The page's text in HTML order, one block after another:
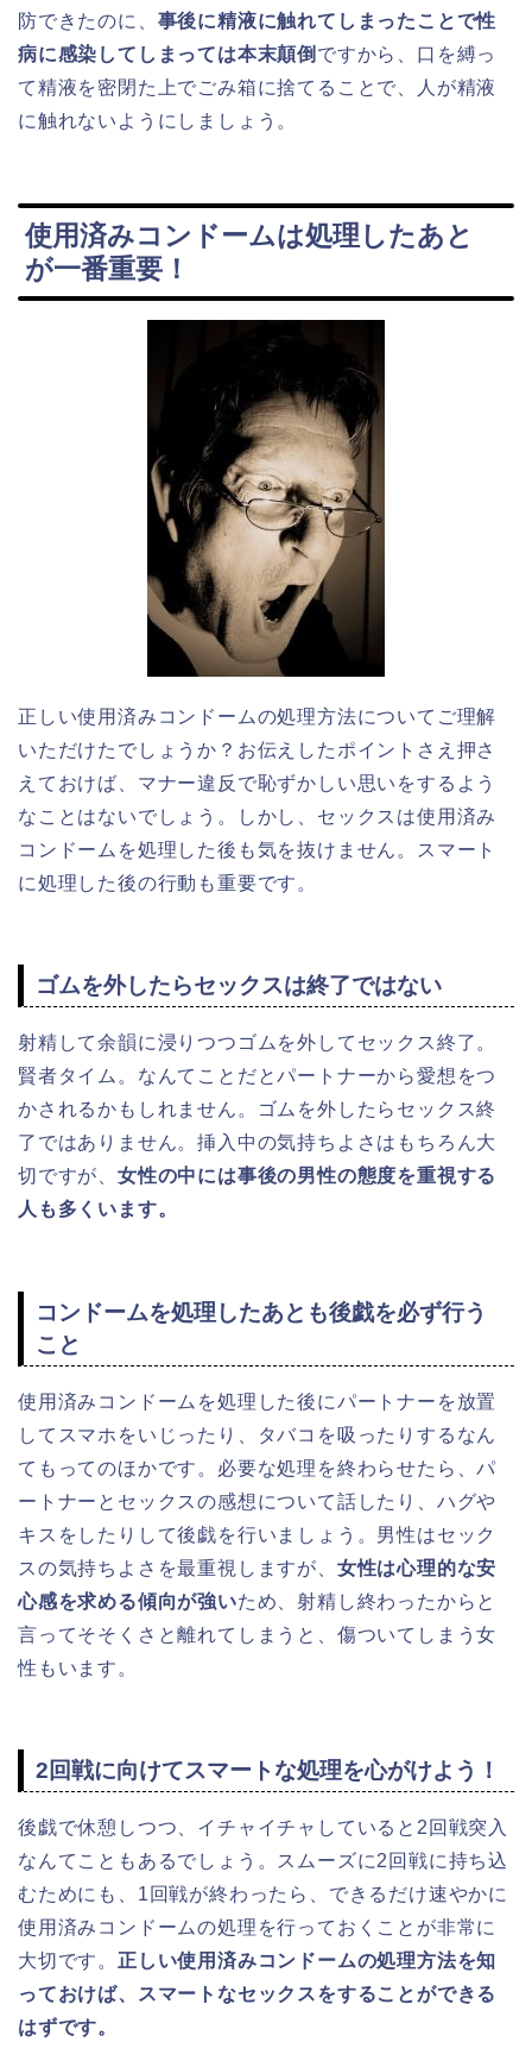
防できたのに、 事後に精液に触れてしまったことで性
病に感染してしまっては本末顛倒 ですから、口を縛っ
て精液を密閉た上でごみ箱に捨てることで、人が精液
に触れないようにしましょう。
使用済みコンドームは処理したあと
が一番重要！
正しい使用済みコンドームの処理方法についてご理解
いただけたでしょうか？お伝えしたポイントさえ押さ
えておけば、マナー違反で恥ずかしい思いをするよう
なことはないでしょう。しかし、セックスは使用済み
コンドームを処理した後も気を抜けません。スマート
に処理した後の行動も重要です。
ゴムを外したらセックスは終了ではない
射精して余韻に浸りつつゴムを外してセックス終了。
賢者タイム。なんてことだとパートナーから愛想をつ
かされるかもしれません。ゴムを外したらセックス終
了ではありません。挿入中の気持ちよさはもちろん大
切ですが、 女性の中には事後の男性の態度を重視する
人も多くいます。
コンドームを処理したあとも後戯を必ず行う
こと
使用済みコンドームを処理した後にパートナーを放置
してスマホをいじったり、タバコを吸ったりするなん
てもってのほかです。必要な処理を終わらせたら、パ
ートナーとセックスの感想について話したり、ハグや
キスをしたりして後戯を行いましょう。男性はセック
スの気持ちよさを最重視しますが、 女性は心理的な安
心感を求める傾向が強いため、射精し終わったからと
言ってそそくさと離れてしまうと、傷ついてしまう女
性もいます。
2回戦に向けてスマートな処理を心がけよう！
後戯で休憩しつつ、イチャイチャしていると2回戦突入
なんてこともあるでしょう。スムーズに2回戦に持ち込
むためにも、1回戦が終わったら、できるだけ速やかに
使用済みコンドームの処理を行っておくことが非常に
大切です。 正しい使用済みコンドームの処理方法を知
っておけば、スマートなセックスをすることができる
はずです。